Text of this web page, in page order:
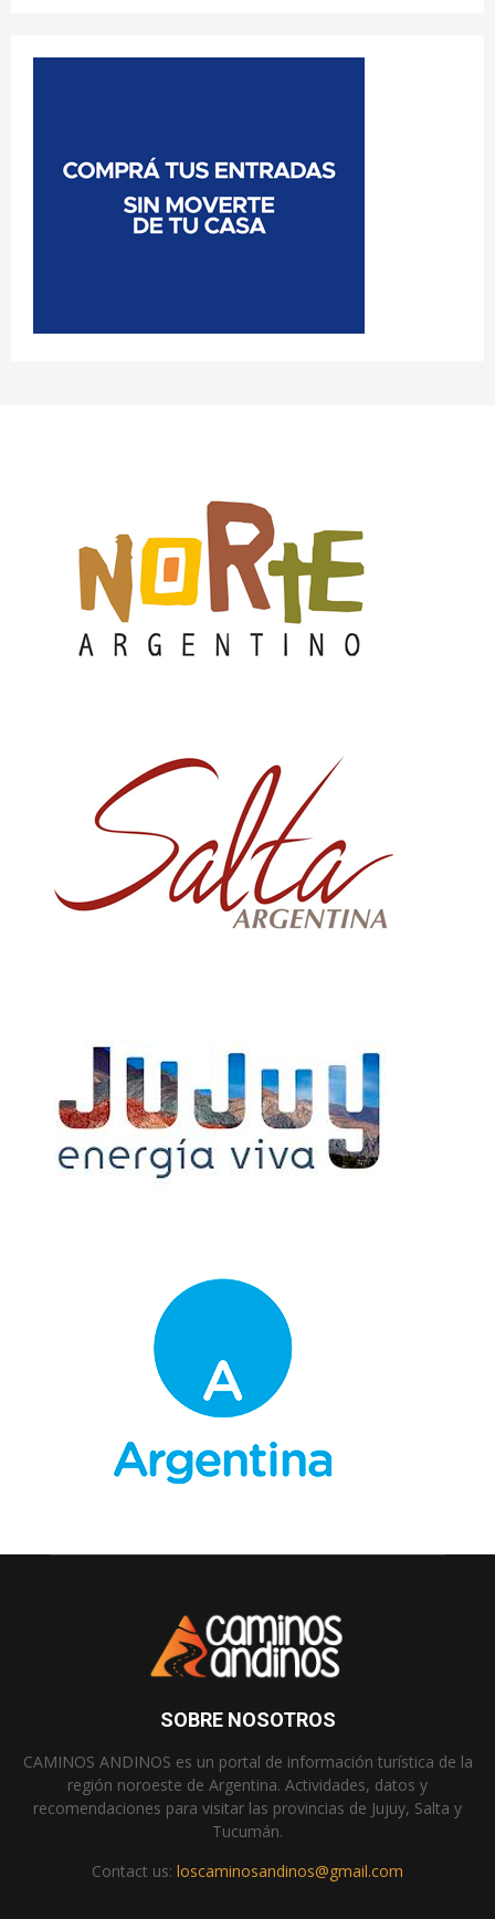
SOBRE NOSOTROS
CAMINOS ANDINOS es un portal de información turística de la
región noroeste de Argentina. Actividades, datos y
recomendaciones para visitar las provincias de Jujuy, Salta y
Tucumán.
Contact us: loscaminosandinos@gmail.com